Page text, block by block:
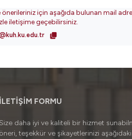
önerileriniz için aşağıda bulunan mail
iletişime geçebilirsiniz.
İLETİŞİM FORMU
Size daha iyi ve kaliteli bir hizmet
öneri, teşekkür ve şikayetlerinizi